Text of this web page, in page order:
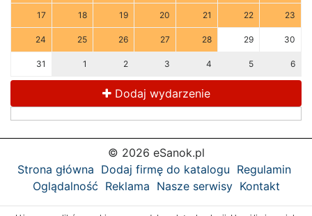
17 18 19 20 21 22 23
24 25 26 27 28 29 30
31 1 2 3 4 5 6
Dodaj wydarzenie
© 2026 eSanok.pl
Strona główna Dodaj firmę do katalogu Regulamin
Oglądalność Reklama Nasze serwisy Kontakt